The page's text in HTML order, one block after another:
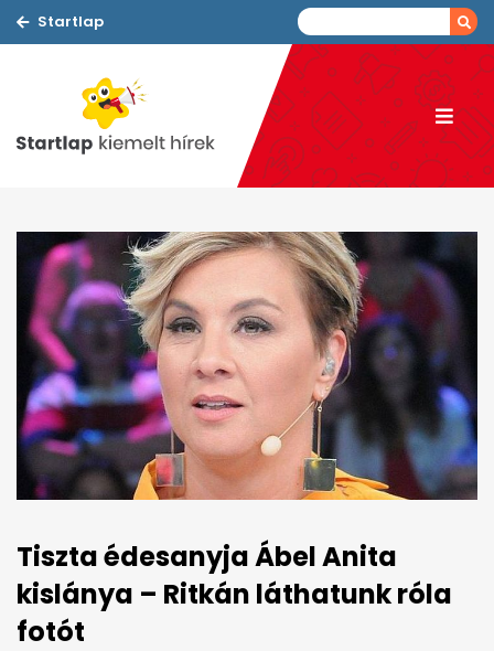
Startlap
Tiszta édesanyja Ábel Anita
kislánya – Ritkán láthatunk róla
fotót